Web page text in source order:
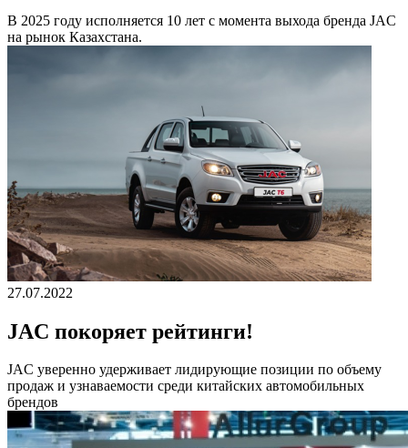
В 2025 году исполняется 10 лет с момента выхода бренда JAC
на рынок Казахстана.
27.07.2022
JAC покоряет рейтинги!
JAС уверенно удерживает лидирующие позиции по объему
продаж и узнаваемости среди китайских автомобильных
брендов